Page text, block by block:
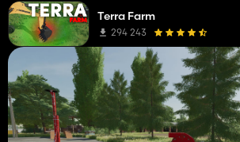
Terra Farm
294 243